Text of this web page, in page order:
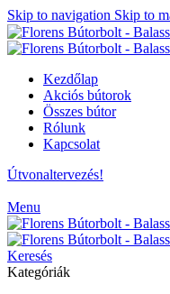
Skip to navigation Skip to
Kezdőlap
Akciós bútorok
Összes bútor
Rólunk
Kapcsolat
Útvonaltervezés!
Menu
Keresés
Kategóriák